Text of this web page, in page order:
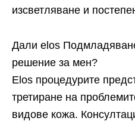
изсветляване и
Дали elos
решение за мен?
Еlos процедурите
третиране на
видове кожа.